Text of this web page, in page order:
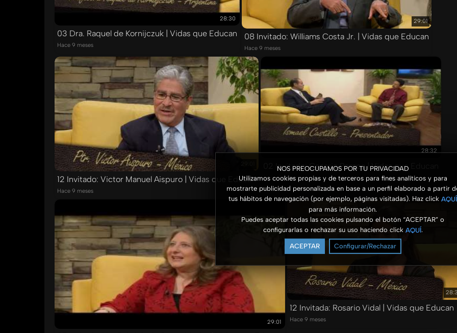
NOS PREOCUPAMOS POR TU PRIVACIDAD
Utilizamos cookies propias y de terceros para fines analíticos y para
mostrarte publicidad personalizada en base a un perfil elaborado a partir
tus hábitos de navegación (por ejemplo, páginas visitadas). Haz click AQUÍ
para más información.
Puedes aceptar todas las cookies pulsando el botón “ACEPTAR” o
configurarlas o rechazar su uso haciendo click AQUÍ.
ACEPTAR Configurar/Rechazar
28:30
03 Dra. Raquel de Kornijczuk | Vidas que Educan
Hace 9 meses
29:01
08 Invitado: Williams Costa Jr. | Vidas que Educan
Hace 9 meses
12 Invitado: Victor Manuel Aispuro | Vidas que Educan
Hace 9 meses
28:32
02 Invitado: Cesario Pompa | Vidas que Educan
Hace 9 meses
29:01
12 Invitada: Rosario Vidal | Vidas que Educan
Hace 9 meses